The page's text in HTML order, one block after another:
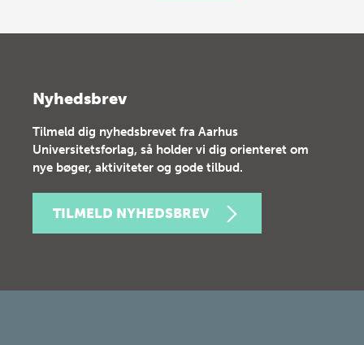
Nyhedsbrev
Tilmeld dig nyhedsbrevet fra Aarhus
Universitetsforlag, så holder vi dig orienteret om
nye bøger, aktiviteter og gode tilbud.
TILMELD NYHEDSBREV